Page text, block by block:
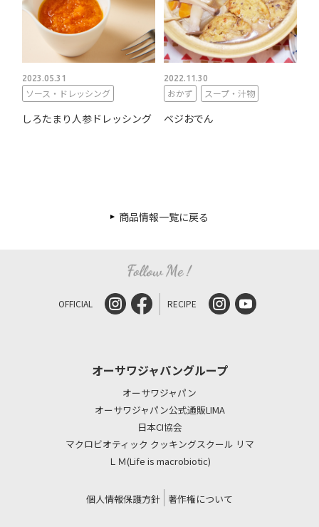
2023.05.31
ソース・ドレッシング
しろたまり人参ドレッシング
2022.11.30
おかず スープ・汁物
ベジおでん
商品情報一覧に戻る
OFFICIAL RECIPE
オーサワジャパングループ
オーサワジャパン
オーサワジャパン公式通販LIMA
日本CI協会
マクロビオティック クッキングスクール リマ
ＬＭ(Life is macrobiotic)
個人情報保護方針 著作権について